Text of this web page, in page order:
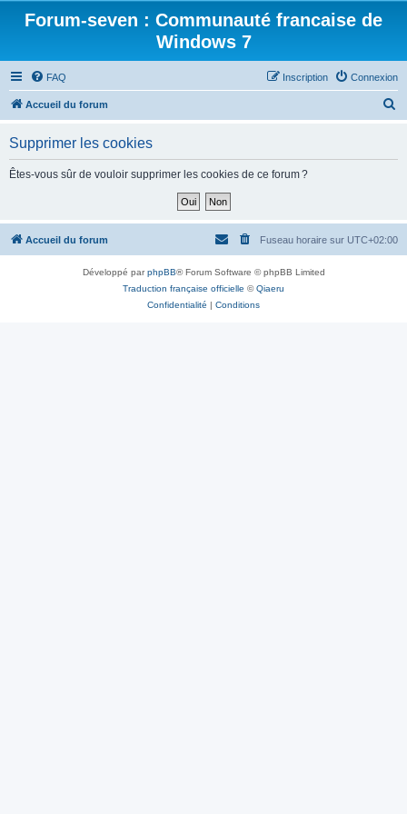
Forum-seven : Communauté francaise de
Windows 7
FAQ Connexion
Inscription
Accueil du forum
h
Supprimer les cookies
Êtes-vous sûr de vouloir supprimer les cookies de ce forum ?
Accueil du forum Fuseau horaire sur UTC+02:00
Développé parphpBB® Forum Software © phpBB Limited
Traduction française officielle ©Qiaeru
Confidentialité | Conditions